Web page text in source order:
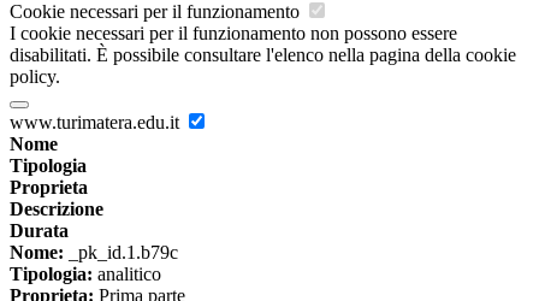
Cookie necessari per il funzionamento
I cookie necessari per il funzionamento non possono essere
disabilitati. È possibile consultare l'elenco nella pagina della cookie
policy.
www.turimatera.edu.it
Nome
Tipologia
Proprieta
Descrizione
Durata
Nome: _pk_id.1.b79c
Tipologia: analitico
Proprieta: Prima parte